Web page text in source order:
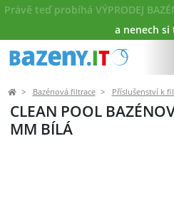
Právě teď probíhá VÝPRODEJ
a nenech
Bazénová filtrace Příslušenství k
CLEAN POOL
MM BÍLÁ